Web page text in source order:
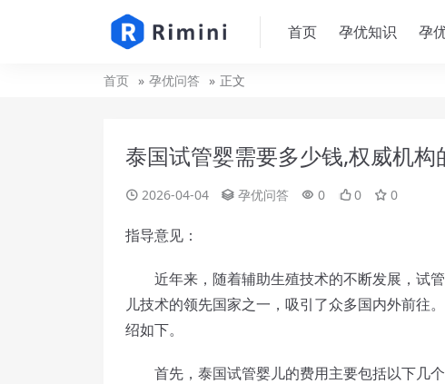
首页 孕优知识 孕
首页 孕优问答 正文
泰国试管婴需要多少钱,权威机构
2026-04-04 孕优问答 0 0 0
指导意见：
近年来，随着辅助生殖技术的不断发展，试
儿技术的领先国家之一，吸引了众多国内外前往
绍如下。
首先，泰国试管婴儿的费用主要包括以下几个